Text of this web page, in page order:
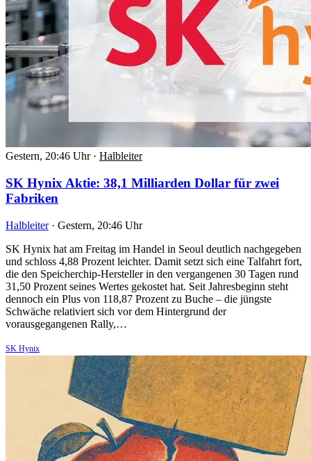
Gestern, 20:46 Uhr · Halbleiter
SK Hynix Aktie: 38,1 Milliarden Dollar für zwei
Fabriken
Halbleiter · Gestern, 20:46 Uhr
SK Hynix hat am Freitag im Handel in Seoul deutlich nachgegeben
und schloss 4,88 Prozent leichter. Damit setzt sich eine Talfahrt fort,
die den Speicherchip-Hersteller in den vergangenen 30 Tagen rund
31,50 Prozent seines Wertes gekostet hat. Seit Jahresbeginn steht
dennoch ein Plus von 118,87 Prozent zu Buche – die jüngste
Schwäche relativiert sich vor dem Hintergrund der
vorausgegangenen Rally,…
SK Hynix